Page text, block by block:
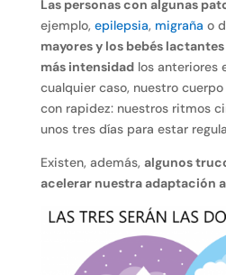
Las personas con algunas
ejemplo, epilepsia, migraña o
mayores y los bebés
más intensidadlos anteriores
cualquier caso, nuestro
con rapidez: nuestros ritmos
unos tres días para estar
Existen, además, algunos
acelerar nuestra adaptación